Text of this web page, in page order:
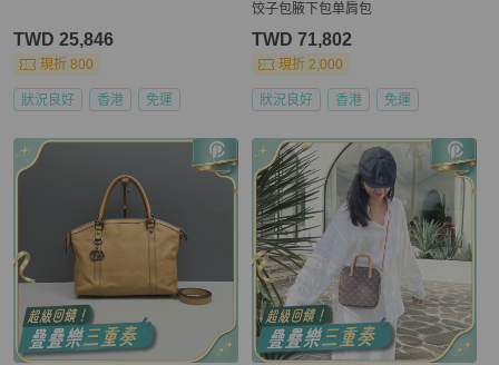
TWD 25,846
現折 800
狀況良好 香港 免運
饺子包腋下包单肩包
TWD 71,802
現折 2,000
狀況良好 香港 免運